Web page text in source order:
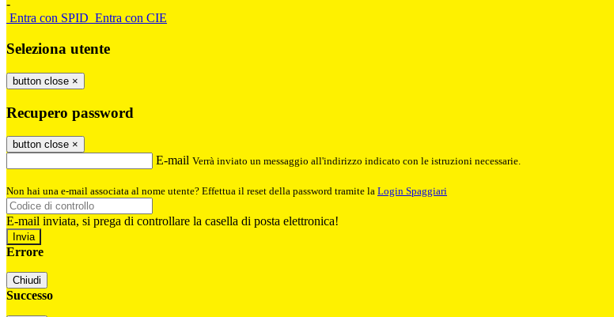
-
Entra con SPID Entra con CIE
Seleziona utente
button close ×
Recupero password
button close ×
E-mail Verrà inviato un messaggio all'indirizzo indicato con le istruzioni necessarie.
Non hai una e-mail associata al nome utente? Effettua il reset della password tramite la Login Spaggiari
E-mail inviata, si prega di controllare la casella di posta elettronica!
Errore
Chiudi
Successo